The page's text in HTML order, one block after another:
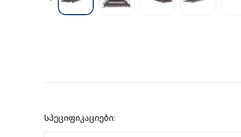
Სპეციფიკაციები: